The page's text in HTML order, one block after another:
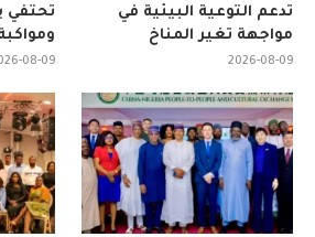
08-09
تدعم التوعية البيئية في
مواجهة تغير المناخ
2026-08-09